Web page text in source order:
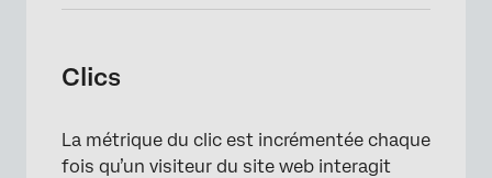
Clics
La métrique du clic est incrémentée chaque
fois qu’un visiteur du site web interagit